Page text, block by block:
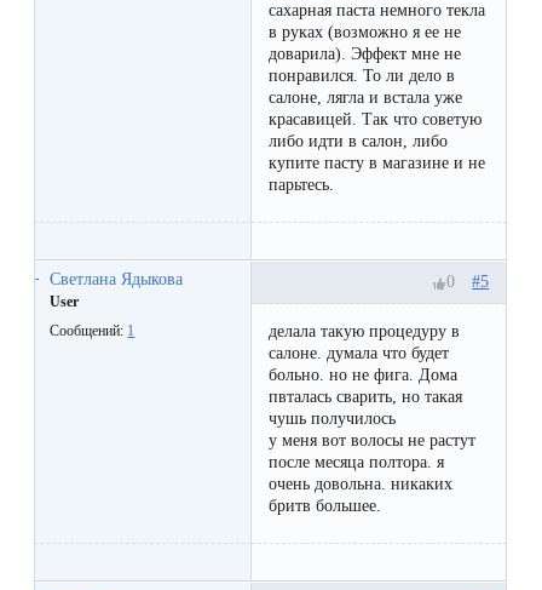
Виды
воска
для
сахарная паста немного текла
в руках (возможно я ее не
доварила). Эффект мне не
понравился. То ли дело в
салоне, лягла и встала уже
красавицей. Так что советую
либо идти в салон, либо
купите пасту в магазине и не
парьтесь.
Светлана Ядыкова
User
Сообщений: 1
#5
0
делала такую процедуру в
салоне. думала что будет
больно. но не фига. Дома
пвталась сварить, но такая
чушь получилось
у меня вот волосы не растут
после месяца полтора. я
очень довольна. никаких
бритв большее.